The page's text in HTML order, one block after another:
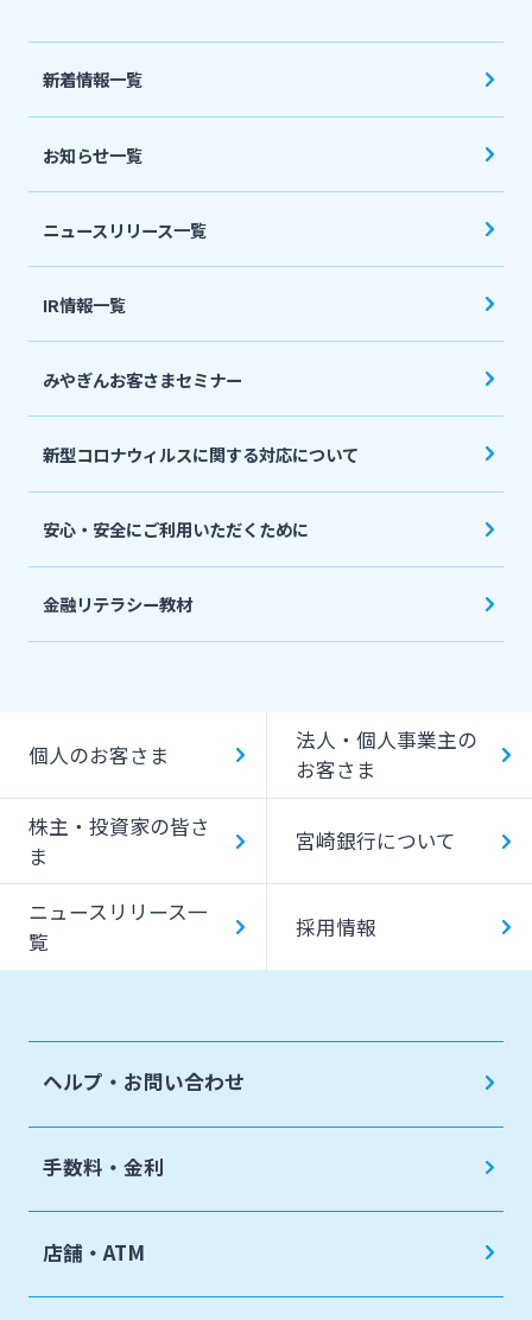
株主・投資家の皆さま
ニュースリリース一覧
採用情報
新着情報一覧
お知らせ一覧
ニュースリリース一覧
IR情報一覧
みやぎんお客さまセミナー
新型コロナウィルスに関する対応について
安心・安全にご利用いただくために
金融リテラシー教材
個人のお客さま
法人・個人事業主の
お客さま
株主・投資家の皆さ
ま
宮崎銀行について
ニュースリリース一
覧
採用情報
ヘルプ・お問い合わせ
手数料・金利
店舗・ATM